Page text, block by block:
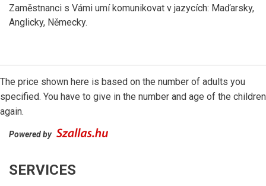
Zaměstnanci s Vámi umí komunikovat v jazycích: Maďarsky,
Anglicky, Německy.
The price shown here is based on the number of adults you
specified. You have to give in the number and age of the children
again.
Powered by
SERVICES